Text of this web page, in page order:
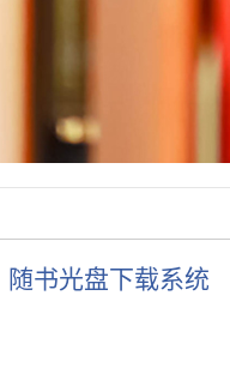
随书光盘下载系统